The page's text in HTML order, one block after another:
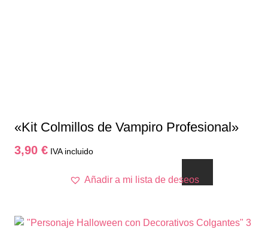
«Kit Colmillos de Vampiro Profesional»
3,90 € IVA incluido
Añadir a mi lista de deseos